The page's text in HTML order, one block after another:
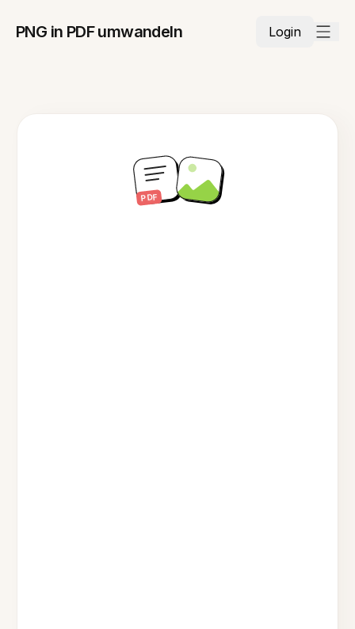
PNG in PDF umwandeln Login